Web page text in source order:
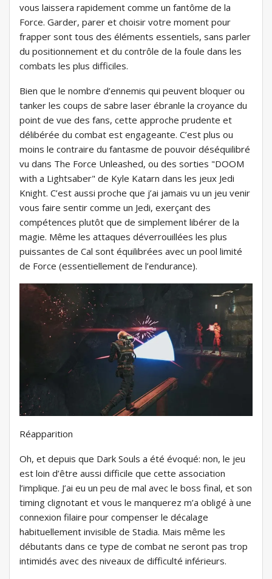
vous laissera rapidement comme un fantôme de la
Force. Garder, parer et choisir votre moment pour
frapper sont tous des éléments essentiels, sans parler
du positionnement et du contrôle de la foule dans les
combats les plus difficiles.
Bien que le nombre d’ennemis qui peuvent bloquer ou
tanker les coups de sabre laser ébranle la croyance du
point de vue des fans, cette approche prudente et
délibérée du combat est engageante. C’est plus ou
moins le contraire du fantasme de pouvoir déséquilibré
vu dans The Force Unleashed, ou des sorties "DOOM
with a Lightsaber" de Kyle Katarn dans les jeux Jedi
Knight. C’est aussi proche que j’ai jamais vu un jeu venir
vous faire sentir comme un Jedi, exerçant des
compétences plutôt que de simplement libérer de la
magie. Même les attaques déverrouillées les plus
puissantes de Cal sont équilibrées avec un pool limité
de Force (essentiellement de l’endurance).
Réapparition
Oh, et depuis que Dark Souls a été évoqué: non, le jeu
est loin d’être aussi difficile que cette association
l’implique. J’ai eu un peu de mal avec le boss final, et son
timing clignotant et vous le manquerez m’a obligé à une
connexion filaire pour compenser le décalage
habituellement invisible de Stadia. Mais même les
débutants dans ce type de combat ne seront pas trop
intimidés avec des niveaux de difficulté inférieurs.